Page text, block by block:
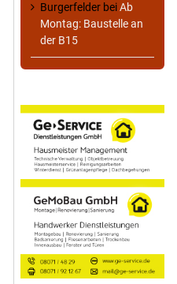
Burgerfelder beiAb
Montag: Baustelle an
der B15